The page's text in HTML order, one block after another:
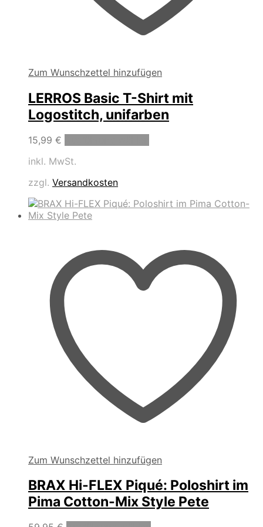
Zum Wunschzettel hinzufügen
LERROS Basic T-Shirt mit
Logostitch, unifarben
15,99 €
auf.
Die
der
Produktseite
gewählt
werden
inkl. MwSt.
zzgl. Versandkosten
Zum Wunschzettel hinzufügen
BRAX Hi-FLEX Piqué: Poloshirt im
Pima Cotton-Mix Style Pete